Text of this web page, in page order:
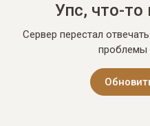
Упс, что-
Сервер перестал
проблемы